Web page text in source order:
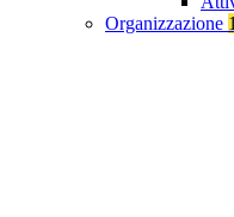
Organizzazione 1